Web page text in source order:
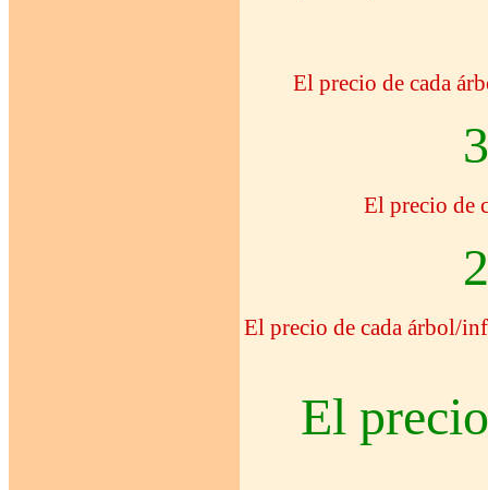
El precio de cada
El precio de
El precio de cada árbol/
El